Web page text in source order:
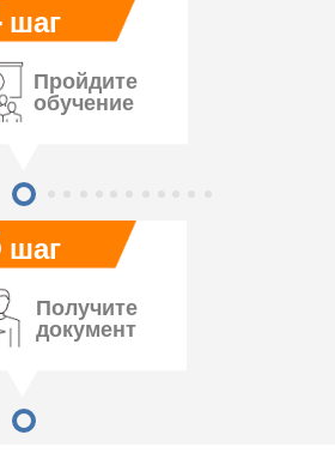
шаг
шаг
Пройдите
обучение
Получите
документ